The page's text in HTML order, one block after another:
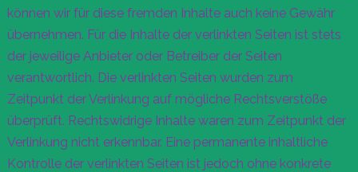
können wir für diese fremden Inhalte auch keine Gewähr
übernehmen. Für die Inhalte der verlinkten Seiten ist stets
der jeweilige Anbieter oder Betreiber der Seiten
verantwortlich. Die verlinkten Seiten wurden zum
Zeitpunkt der Verlinkung auf mögliche Rechtsverstöße
überprüft. Rechtswidrige Inhalte waren zum Zeitpunkt der
Verlinkung nicht erkennbar. Eine permanente inhaltliche
Kontrolle der verlinkten Seiten ist jedoch ohne konkrete